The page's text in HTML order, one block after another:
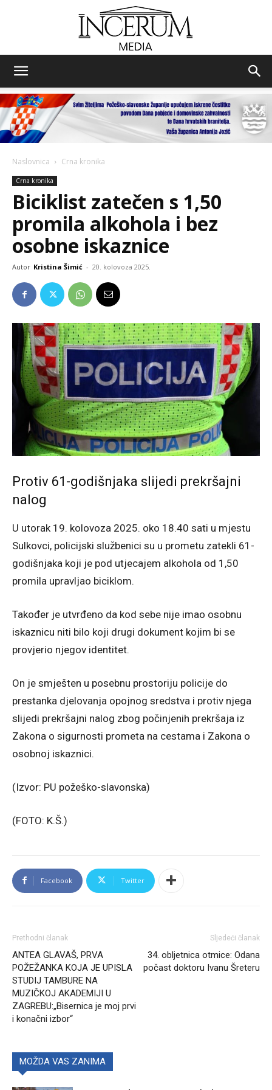
media
Naslovnica Crna kronika
Crna kronika
Biciklist zatečen s 1,50
promila alkohola i bez
osobne iskaznice
Autor Kristina Šimić - 20. kolovoza 2025.
Protiv 61-godišnjaka slijedi prekršajni
nalog
U utorak 19. kolovoza 2025. oko 18.40 sati u mjestu
Sulkovci, policijski službenici su u prometu zatekli 61-
godišnjaka koji je pod utjecajem alkohola od 1,50
promila upravljao biciklom.
Također je utvrđeno da kod sebe nije imao osobnu
iskaznicu niti bilo koji drugi dokument kojim bi se
provjerio njegov identitet.
On je smješten u posebnu prostoriju policije do
prestanka djelovanja opojnog sredstva i protiv njega
slijedi prekršajni nalog zbog počinjenih prekršaja iz
Zakona o sigurnosti prometa na cestama i Zakona o
osobnoj iskaznici.
(Izvor: PU požeško-slavonska)
(FOTO: K.Š.)
Facebook Twitter
Prethodni članak
ANTEA GLAVAŠ, PRVA
POŽEŽANKA KOJA JE UPISLA
STUDIJ TAMBURE NA
MUZIČKOJ AKADEMIJI U
ZAGREBU:„Bisernica je moj prvi
i konačni izbor“
Sljedeći članak
34. obljetnica otmice: Odana
počast doktoru Ivanu Šreteru
MOŽDA VAS ZANIMA